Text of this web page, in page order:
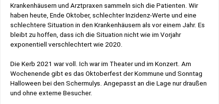
Krankenhäusern und Arztpraxen sammeln sich die Patienten. Wir
haben heute, Ende Oktober, schlechter Inzidenz-Werte und eine
schlechtere Situation in den Krankenhäusern als vor einem Jahr. Es
bleibt zu hoffen, dass ich die Situation nicht wie im Vorjahr
exponentiell verschlechtert wie 2020.
Die Kerb 2021 war voll. Ich war im Theater und im Konzert. Am
Wochenende gibt es das Oktoberfest der Kommune und Sonntag
Halloween bei den Schermulys. Angepasst an die Lage nur draußen
und ohne externe Besucher.